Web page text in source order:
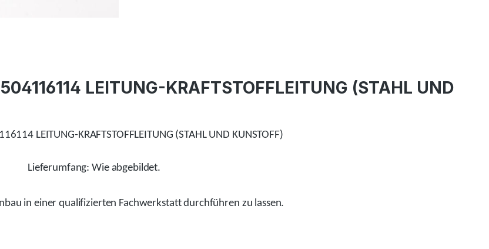
LEITUNG-KRAFTSTOFFLEITUNG (STAHL UND
LEITUNG-KRAFTSTOFFLEITUNG (STAHL UND KUNSTOFF)
Lieferumfang: Wie abgebildet.
in einer qualifizierten Fachwerkstatt durchführen zu lassen.